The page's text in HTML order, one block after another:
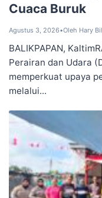
Cuaca Buruk
Agustus 3, 2026•Oleh Hary
BALIKPAPAN,
Perairan dan Udara
memperkuat upaya
melalui...